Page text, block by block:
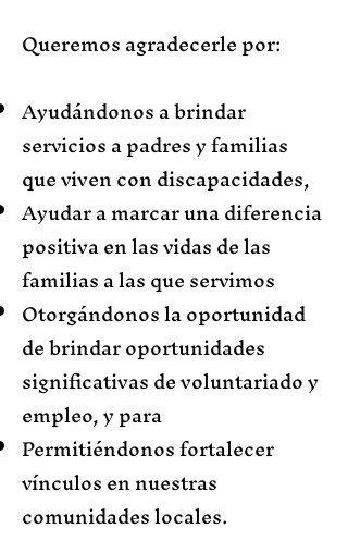
Queremos agradecerle por:
Ayudándonos a brindar
servicios a padres y familias
que viven con discapacidades,
Ayudar a marcar una diferencia
positiva en las vidas de las
familias a las que servimos
Otorgándonos la oportunidad
de brindar oportunidades
significativas de voluntariado y
empleo, y para
Permitiéndonos fortalecer
vínculos en nuestras
comunidades locales.